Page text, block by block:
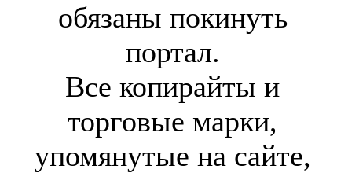
обязаны покинуть
портал.
Все копирайты и
торговые марки,
упомянутые на сайте,